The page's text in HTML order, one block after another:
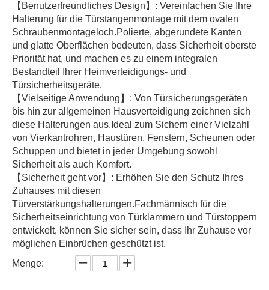
【Benutzerfreundliches Design】: Vereinfachen Sie Ihre
Halterung für die Türstangenmontage mit dem ovalen
Schraubenmontageloch.Polierte, abgerundete Kanten
und glatte Oberflächen bedeuten, dass Sicherheit oberste
Priorität hat, und machen es zu einem integralen
Bestandteil Ihrer Heimverteidigungs- und
Türsicherheitsgeräte.
【Vielseitige Anwendung】: Von Türsicherungsgeräten
bis hin zur allgemeinen Hausverteidigung zeichnen sich
diese Halterungen aus.Ideal zum Sichern einer Vielzahl
von Vierkantrohren, Haustüren, Fenstern, Scheunen oder
Schuppen und bietet in jeder Umgebung sowohl
Sicherheit als auch Komfort.
【Sicherheit geht vor】: Erhöhen Sie den Schutz Ihres
Zuhauses mit diesen
Türverstärkungshalterungen.Fachmännisch für die
Sicherheitseinrichtung von Türklammern und Türstoppern
entwickelt, können Sie sicher sein, dass Ihr Zuhause vor
möglichen Einbrüchen geschützt ist.
Menge: